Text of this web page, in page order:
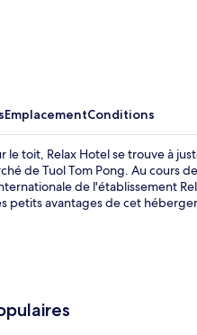
EmplacementConditions
le toit, Relax Hotel se trouve à
de Tuol Tom Pong. Au cours
de l'établissement
petits avantages de cet